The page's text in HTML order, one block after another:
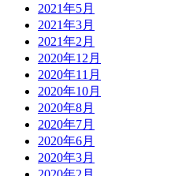
2021年5月
2021年3月
2021年2月
2020年12月
2020年11月
2020年10月
2020年8月
2020年7月
2020年6月
2020年3月